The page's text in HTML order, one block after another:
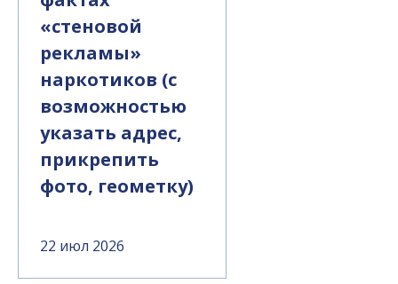
«стеновой
рекламы»
наркотиков (с
возможностью
указать адрес,
прикрепить
фото, геометку)
22 июл 2026